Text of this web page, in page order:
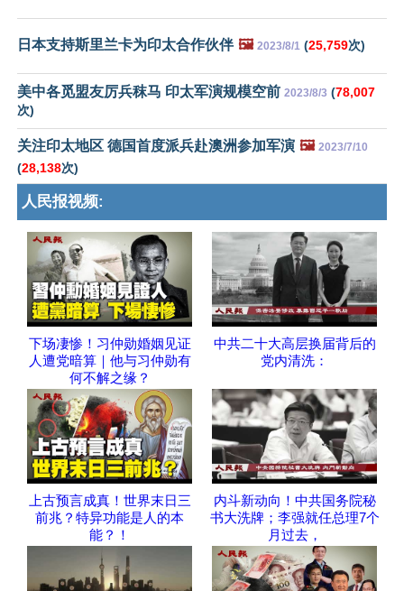
日本支持斯里兰卡为印太合作伙伴 🖼️ 2023/8/1 (25,759次)
美中各觅盟友厉兵秣马 印太军演规模空前 2023/8/3 (78,007
次)
关注印太地区 德国首度派兵赴澳洲参加军演 🖼️ 2023/7/10
(28,138次)
人民报视频:
下场凄惨！习仲勋婚姻见证
人遭党暗算｜他与习仲勋有
何不解之缘？
中共二十大高层换届背后的
党内清洗：
上古预言成真！世界末日三
前兆？特异功能是人的本
能？！
内斗新动向！中共国务院秘
书大洗牌；李强就任总理7个
月过去，